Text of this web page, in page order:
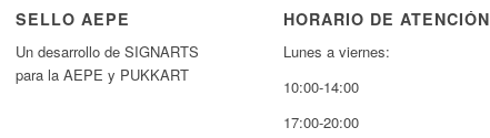
SELLO AEPE
Un desarrollo de SIGNARTS
para la AEPE y PUKKART
HORARIO DE ATENCIÓN
Lunes a viernes:
10:00-14:00
17:00-20:00